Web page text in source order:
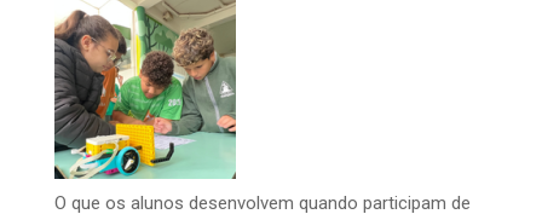
O que os alunos desenvolvem quando participam de